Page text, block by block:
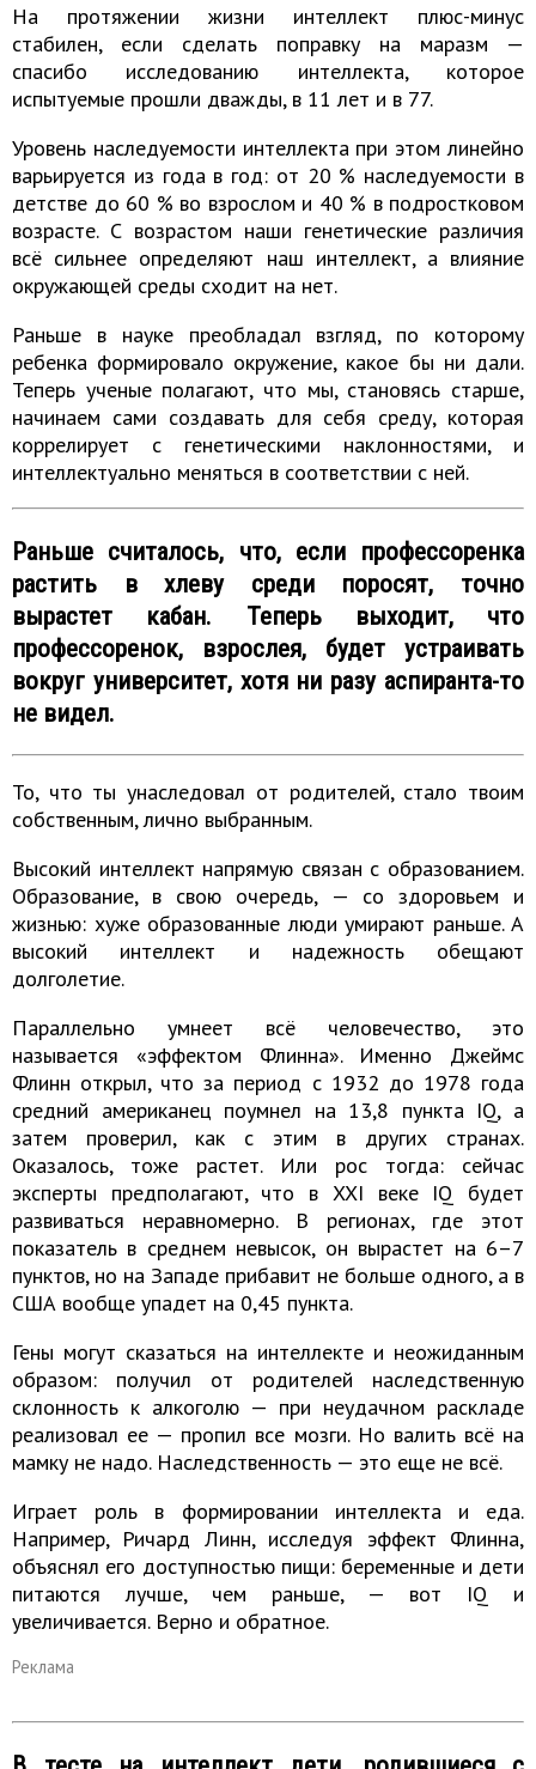
На протяжении жизни интеллект плюс-минус
стабилен, если сделать поправку на маразм —
спасибо исследованию интеллекта, которое
испытуемые прошли дважды, в 11 лет и в 77.
Уровень наследуемости интеллекта при этом линейно
варьируется из года в год: от 20 % наследуемости в
детстве до 60 % во взрослом и 40 % в подростковом
возрасте. С возрастом наши генетические различия
всё сильнее определяют наш интеллект, а влияние
окружающей среды сходит на нет.
Раньше в науке преобладал взгляд, по которому
ребенка формировало окружение, какое бы ни дали.
Теперь ученые полагают, что мы, становясь старше,
начинаем сами создавать для себя среду, которая
коррелирует с генетическими наклонностями, и
интеллектуально меняться в соответствии с ней.
Раньше считалось, что, если профессоренка
растить в хлеву среди поросят, точно
вырастет кабан. Теперь выходит, что
профессоренок, взрослея, будет устраивать
вокруг университет, хотя ни разу аспиранта-то
не видел.
То, что ты унаследовал от родителей, стало твоим
собственным, лично выбранным.
Высокий интеллект напрямую связан с образованием.
Образование, в свою очередь, — со здоровьем и
жизнью: хуже образованные люди умирают раньше. А
высокий интеллект и надежность обещают
долголетие.
Параллельно умнеет всё человечество, это
называется «эффектом Флинна». Именно Джеймс
Флинн открыл, что за период с 1932 до 1978 года
средний американец поумнел на 13,8 пункта IQ, а
затем проверил, как с этим в других странах.
Оказалось, тоже растет. Или рос тогда: сейчас
эксперты предполагают, что в XXI веке IQ будет
развиваться неравномерно. В регионах, где этот
показатель в среднем невысок, он вырастет на 6–7
пунктов, но на Западе прибавит не больше одного, а в
США вообще упадет на 0,45 пункта.
Гены могут сказаться на интеллекте и неожиданным
образом: получил от родителей наследственную
склонность к алкоголю — при неудачном раскладе
реализовал ее — пропил все мозги. Но валить всё на
мамку не надо. Наследственность — это еще не всё.
Играет роль в формировании интеллекта и еда.
Например, Ричард Линн, исследуя эффект Флинна,
объяснял его доступностью пищи: беременные и дети
питаются лучше, чем раньше, — вот IQ и
увеличивается. Верно и обратное.
Реклама